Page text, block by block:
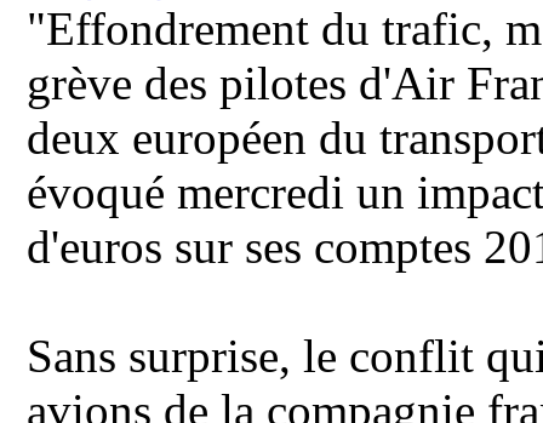
"Effondrement du trafic,
grève des pilotes d'Air
deux européen du
évoqué mercredi un
d'euros sur ses comptes
Sans surprise, le conflit
avions de la compagnie